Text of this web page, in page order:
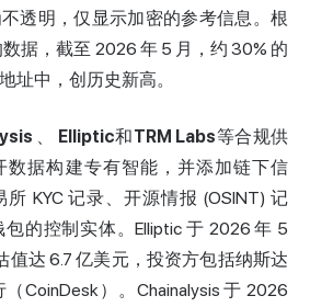
透明，仅显示加密的参考信息。根
数据，截至 2026 年 5 月，约 30% 的
址中，创历史新高。
、 Elliptic和TRM Labs等合规供
数据构建专有智能，并添加链下信
KYC 记录、开源情报 (OSINT) 记
的控制实体。Elliptic 于 2026 年 5
值达 6.7 亿美元，投资方包括纳斯达
CoinDesk）。Chainalysis 于 2026